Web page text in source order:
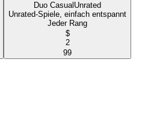
Duo Casual Unrated
Unrated-Spiele, einfach entspannt
Jeder Rang
$
2
99